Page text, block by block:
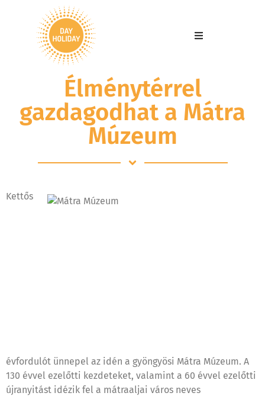
Élménytérrel
gazdagodhat a Mátra
Múzeum
Kettős
évfordulót ünnepel az idén a gyöngyösi Mátra Múzeum. A
130 évvel ezelőtti kezdeteket, valamint a 60 évvel ezelőtti
újranyitást idézik fel a mátraaljai város neves